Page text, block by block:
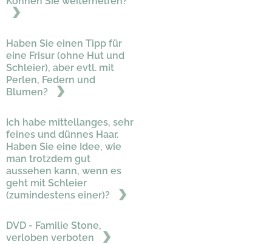
Haben Sie einen Tipp für
eine Frisur (ohne Hut und
Schleier), aber evtl. mit
Perlen, Federn und
Blumen?
Ich habe mittellanges, sehr
feines und dünnes Haar.
Haben Sie eine Idee, wie
man trotzdem gut
aussehen kann, wenn es
geht mit Schleier
(zumindestens einer)?
DVD - Familie Stone,
verloben verboten